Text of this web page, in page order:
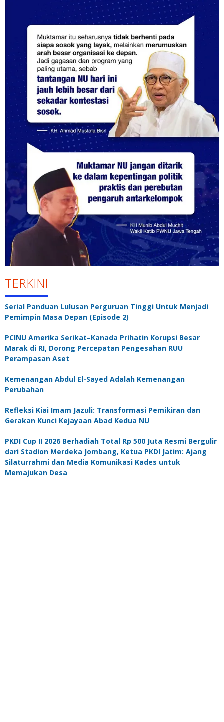
TERKINI
Serial Panduan Lulusan Perguruan Tinggi Untuk Menjadi
Pemimpin Masa Depan (Episode 2)
PCINU Amerika Serikat–Kanada Prihatin Korupsi Besar
Marak di RI, Dorong Percepatan Pengesahan RUU
Perampasan Aset
Kemenangan Abdul El-Sayed Adalah Kemenangan
Perubahan
Refleksi Kiai Imam Jazuli: Transformasi Pemikiran dan
Gerakan Kunci Kejayaan Abad Kedua NU
PKDI Cup II 2026 Berhadiah Total Rp 500 Juta Resmi Bergulir
dari Stadion Merdeka Jombang, Ketua PKDI Jatim: Ajang
Silaturrahmi dan Media Komunikasi Kades untuk
Memajukan Desa